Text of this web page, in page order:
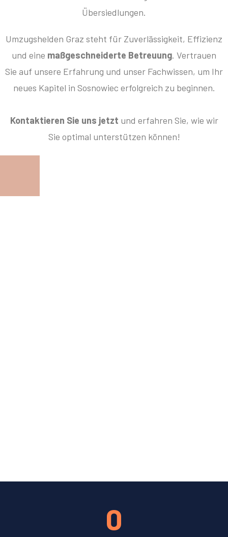
Übersiedlungen.
Umzugshelden Graz steht für Zuverlässigkeit, Effizienz
und eine maßgeschneiderte Betreuung. Vertrauen
Sie auf unsere Erfahrung und unser Fachwissen, um Ihr
neues Kapitel in Sosnowiec erfolgreich zu beginnen.
Kontaktieren Sie uns jetzt und erfahren Sie, wie wir
Sie optimal unterstützen können!
0